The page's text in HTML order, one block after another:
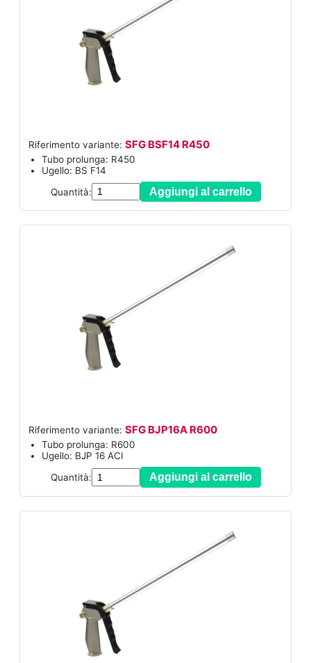
Riferimento variante: SFG BSF14 R450
Tubo prolunga: R450
Ugello: BS F14
Quantità:
Aggiungi al carrello
Riferimento variante: SFG BJP16A R600
Tubo prolunga: R600
Ugello: BJP 16 ACI
Quantità:
Aggiungi al carrello